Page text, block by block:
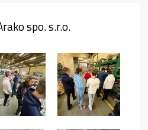
spo. s.r.o.